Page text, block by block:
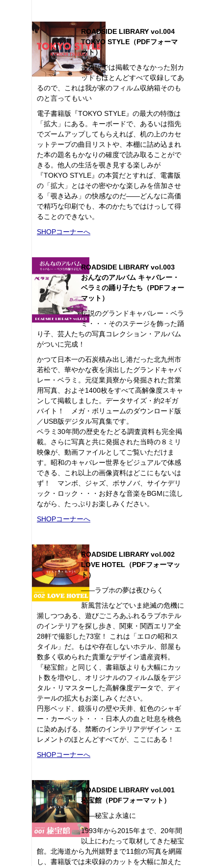
ROADSIDE LIBRARY vol.004
TOKYO STYLE（PDFフォーマ
ット）
書籍版では掲載できなかった別カ
ットもほとんどすべて収録してあ
るので、これは我が家のフィルム収納箱そのも
のと言ってもいい
電子書籍版『TOKYO STYLE』の最大の特徴は
「拡大」にある。キーボードで、あるいは指先
でズームアップしてもらえれば、机の上のカセ
ットテープの曲目リストや、本棚に詰め込まれ
た本の題名もかなりの確度で読み取ることがで
きる。他人の生活を覗き見する楽しみが
『TOKYO STYLE』の本質だとすれば、電書版
の「拡大」とはその密やかな楽しみを倍加させ
る「覗き込み」の快感なのだ――どんなに高価
で精巧な印刷でも、本のかたちではけっして得
ることのできない。
SHOPコーナーへ
ROADSIDE LIBRARY vol.003
おんなのアルバム キャバレー・
ベラミの踊り子たち（PDFフォー
マット）
伝説のグランドキャバレー・ベラ
ミ・・・そのステージを飾った踊
り子、芸人たちの写真コレクション・アルバム
がついに完成！
かつて日本一の石炭積み出し港だった北九州市
若松で、華やかな夜を演出したグランドキャバ
レー・ベラミ。元従業員寮から発掘された営業
用写真、およそ1400枚をすべて高解像度スキャ
ンして掲載しました。データサイズ・約2ギガ
バイト！ メガ・ボリュームのダウンロード版
／USB版デジタル写真集です。
ベラミ30年間の歴史をたどる調査資料も完全掲
載。さらに写真と共に発掘された当時の８ミリ
映像が、動画ファイルとしてご覧いただけま
す。昭和のキャバレー世界をビジュアルで体感
できる、これ以上の画像資料はどこにもないは
ず！ マンボ、ジャズ、ボサノバ、サイケデリ
ック・ロック・・・お好きな音楽をBGMに流し
ながら、たっぷりお楽しみください。
SHOPコーナーへ
ROADSIDE LIBRARY vol.002
LOVE HOTEL（PDFフォーマッ
ト）
――ラブホの夢は夜ひらく
新風営法などでいま絶滅の危機に
瀕しつつある、遊びごころあふれるラブホテル
のインテリアを探し歩き、関東・関西エリア全
28軒で撮影した73室！ これは「エロの昭和ス
タイル」だ。もはや存在しないホテル、部屋も
数多く収められた貴重なデザイン遺産資料。
『秘宝館』と同じく、書籍版よりも大幅にカッ
ト数を増やし、オリジナルのフィルム版をデジ
タル・リマスターした高解像度データで、ディ
テールの拡大もお楽しみください。
円形ベッド、鏡張りの壁や天井、虹色のシャギ
ー・カーペット・・・日本人の血と吐息を桃色
に染めあげる、禁断のインテリアデザイン・エ
レメントのほとんどすべてが、ここにある！
SHOPコーナーへ
ROADSIDE LIBRARY vol.001
秘宝館（PDFフォーマット）
――秘宝よ永遠に
1993年から2015年まで、20年間
以上にわたって取材してきた秘宝
館。北海道から九州嬉野まで11館の写真を網羅
し、書籍版では未収録のカットを大幅に加えた